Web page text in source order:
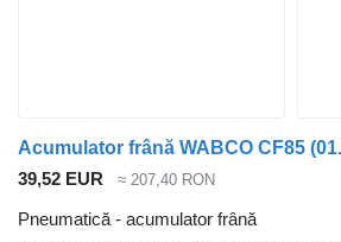
39,52 EUR ≈ 207,40 RON
Pneumatică - acumulator frână